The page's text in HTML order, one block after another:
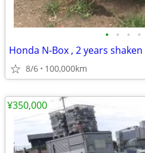
• • • •
Honda N-Box , 2 years shaken
8/6 100,000km
¥350,000